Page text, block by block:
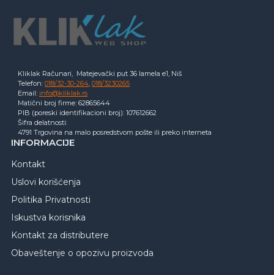
Kliklak Računari, Matejevački put 36 lamela e1, Niš
Telefon: 018/32-30-264 018/3230265
Email: info@kliklak.rs
Matični broj firme: 62865644
PIB (poreski identifikacioni broj): 107612662
Šifra delatnosti:
4791 Trgovina na malo posredstvom pošte ili preko interneta
INFORMACIJE
Kontakt
Uslovi korišćenja
Politika Privatnosti
Iskustva korisnika
Kontakt za distributere
Obaveštenje o opozivu proizvoda